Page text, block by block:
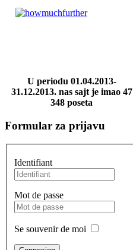
U periodu 01.04.2013-
31.12.2013. nas sajt je imao 47
348 poseta
Formular za prijavu
Identifiant
Mot de passe
Se souvenir de moi